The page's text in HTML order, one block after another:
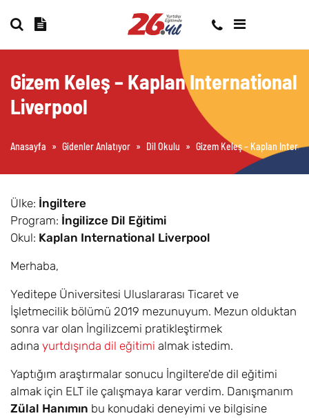
Gizem Keleş – Kaplan International
Liverpool
Anasayfa » Gidenler Anlatıyor » Dil Okulu » Gizem Keleş – Kaplan
Ülke: İngiltere
Program: İngilizce Dil Eğitimi
Okul: Kaplan International Liverpool
Merhaba,
Yeditepe Üniversitesi Uluslararası Ticaret ve
İşletmecilik bölümü 2019 mezunuyum. Mezun olduktan
sonra var olan İngilizcemi pratikleştirmek
adına yurtdışında dil eğitimi almak istedim.
Yaptığım araştırmalar sonucu İngiltere'de dil eğitimi
almak için ELT ile çalışmaya karar verdim. Danışmanım
Zülal Hanımın bu konudaki deneyimi ve bilgisine